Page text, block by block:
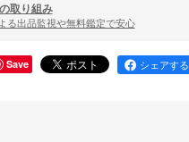
取り組み
る出品監視や無料鑑定で安心
Save シェアする